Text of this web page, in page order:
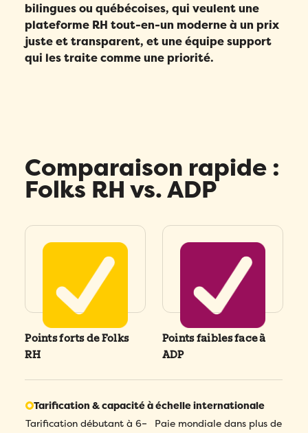
bilingues ou québécoises, qui veulent une
plateforme RH tout-en-un moderne à un prix
juste et transparent, et une équipe support
qui les traite comme une priorité.
Comparaison rapide :
Folks RH vs. ADP
Points forts de Folks
RH
Points faibles face à
ADP
Tarification & capacité à échelle internationale
Tarification débutant à 6–
Paie mondiale dans plus de